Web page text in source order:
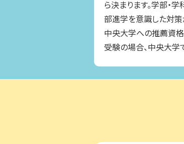
ら決まります。学部・
部進学を意識した対策
中央大学への推薦資格
受験の場合、中央大学